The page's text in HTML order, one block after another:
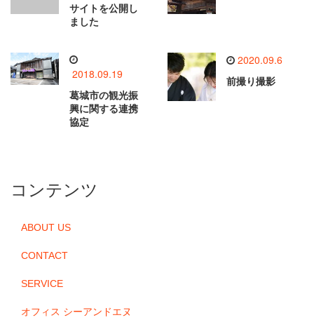
サイトを公開し
ました
2018.09.19
葛城市の観光振
興に関する連携
協定
2020.09.6
前撮り撮影
コンテンツ
ABOUT US
CONTACT
SERVICE
オフィス シーアンドエヌ